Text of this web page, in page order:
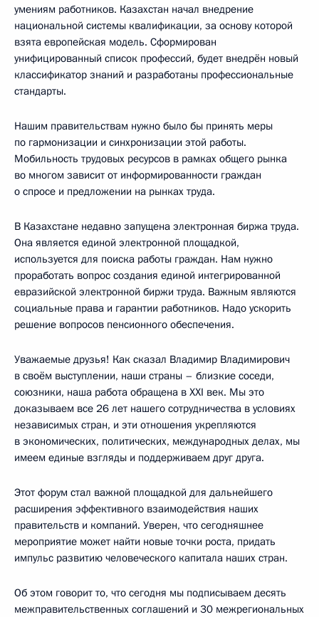
умениям работников. Казахстан начал внедрение
национальной системы квалификации, за основу которой
взята европейская модель. Сформирован
унифицированный список профессий, будет внедрён новый
классификатор знаний и разработаны профессиональные
стандарты.
Нашим правительствам нужно было бы принять меры
по гармонизации и синхронизации этой работы.
Мобильность трудовых ресурсов в рамках общего рынка
во многом зависит от информированности граждан
о спросе и предложении на рынках труда.
В Казахстане недавно запущена электронная биржа труда.
Она является единой электронной площадкой,
используется для поиска работы граждан. Нам нужно
проработать вопрос создания единой интегрированной
евразийской электронной биржи труда. Важным являются
социальные права и гарантии работников. Надо ускорить
решение вопросов пенсионного обеспечения.
Уважаемые друзья! Как сказал Владимир Владимирович
в своём выступлении, наши страны – близкие соседи,
союзники, наша работа обращена в XXI век. Мы это
доказываем все 26 лет нашего сотрудничества в условиях
независимых стран, и эти отношения укрепляются
в экономических, политических, международных делах, мы
имеем единые взгляды и поддерживаем друг друга.
Этот форум стал важной площадкой для дальнейшего
расширения эффективного взаимодействия наших
правительств и компаний. Уверен, что сегодняшнее
мероприятие может найти новые точки роста, придать
импульс развитию человеческого капитала наших стран.
Об этом говорит то, что сегодня мы подписываем десять
межправительственных соглашений и 30 межрегиональных